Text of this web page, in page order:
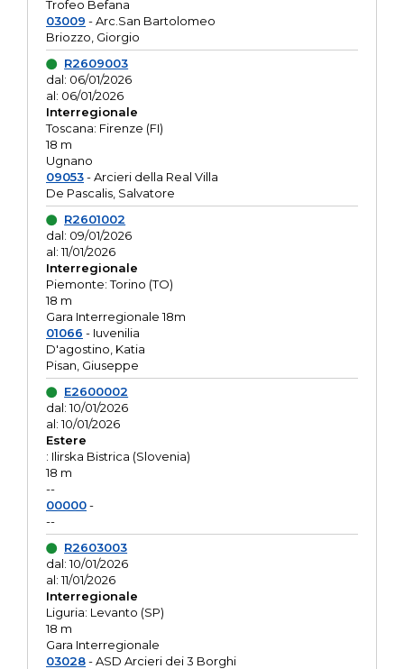
Trofeo Befana
03009 - Arc.San Bartolomeo
Briozzo, Giorgio
R2609003
dal: 06/01/2026
al: 06/01/2026
Interregionale
Toscana: Firenze (FI)
18 m
Ugnano
09053- Arcieri della Real Villa
De Pascalis, Salvatore
R2601002
dal: 09/01/2026
al: 11/01/2026
Interregionale
Piemonte: Torino (TO)
18 m
Gara Interregionale 18m
01066 - Iuvenilia
D'agostino, Katia
Pisan, Giuseppe
E2600002
dal: 10/01/2026
al: 10/01/2026
Estere
: Ilirska Bistrica (Slovenia)
18 m
--
00000-
--
R2603003
dal: 10/01/2026
al: 11/01/2026
Interregionale
Liguria: Levanto (SP)
18 m
Gara Interregionale
03028- ASD Arcieri dei 3 Borghi